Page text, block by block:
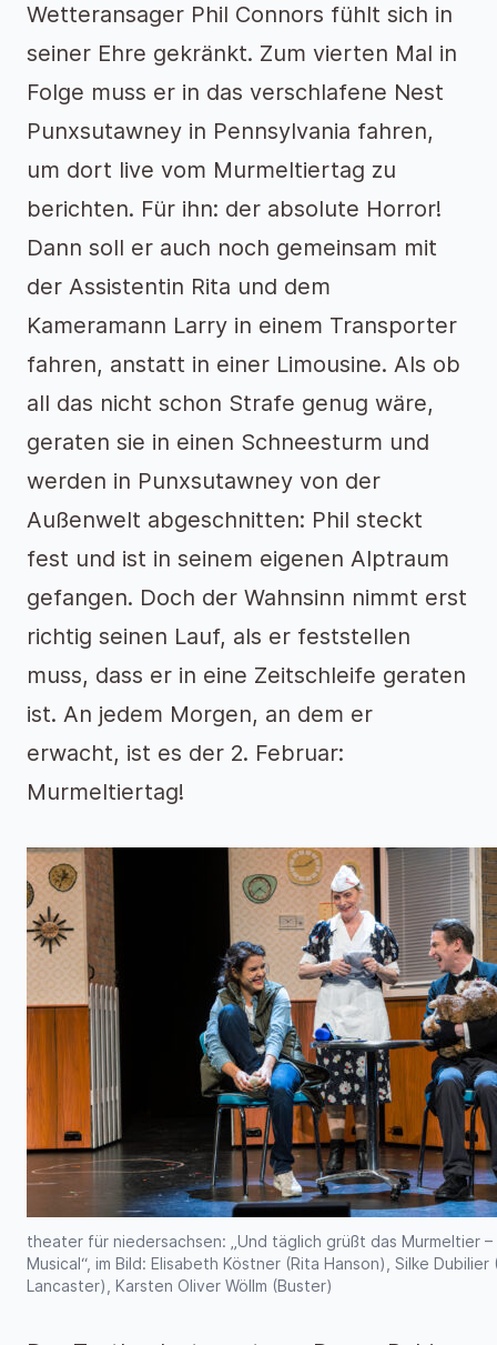
Wetteransager Phil Connors fühlt sich in
seiner Ehre gekränkt. Zum vierten Mal in
Folge muss er in das verschlafene Nest
Punxsutawney in Pennsylvania fahren,
um dort live vom Murmeltiertag zu
berichten. Für ihn: der absolute Horror!
Dann soll er auch noch gemeinsam mit
der Assistentin Rita und dem
Kameramann Larry in einem Transporter
fahren, anstatt in einer Limousine. Als ob
all das nicht schon Strafe genug wäre,
geraten sie in einen Schneesturm und
werden in Punxsutawney von der
Außenwelt abgeschnitten: Phil steckt
fest und ist in seinem eigenen Alptraum
gefangen. Doch der Wahnsinn nimmt erst
richtig seinen Lauf, als er feststellen
muss, dass er in eine Zeitschleife geraten
ist. An jedem Morgen, an dem er
erwacht, ist es der 2. Februar:
Murmeltiertag!
theater für niedersachsen: „Und täglich grüßt das Murmeltier –
Musical“, im Bild: Elisabeth Köstner (Rita Hanson), Silke Dubilier
Lancaster), Karsten Oliver Wöllm (Buster)